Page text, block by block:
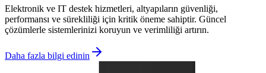
Elektronik ve IT destek hizmetleri, altyapıların güvenliği,
performansı ve sürekliliği için kritik öneme sahiptir. Güncel
çözümlerle sistemlerinizi koruyun ve verimliliği artırın.
Daha fazla bilgi edinin